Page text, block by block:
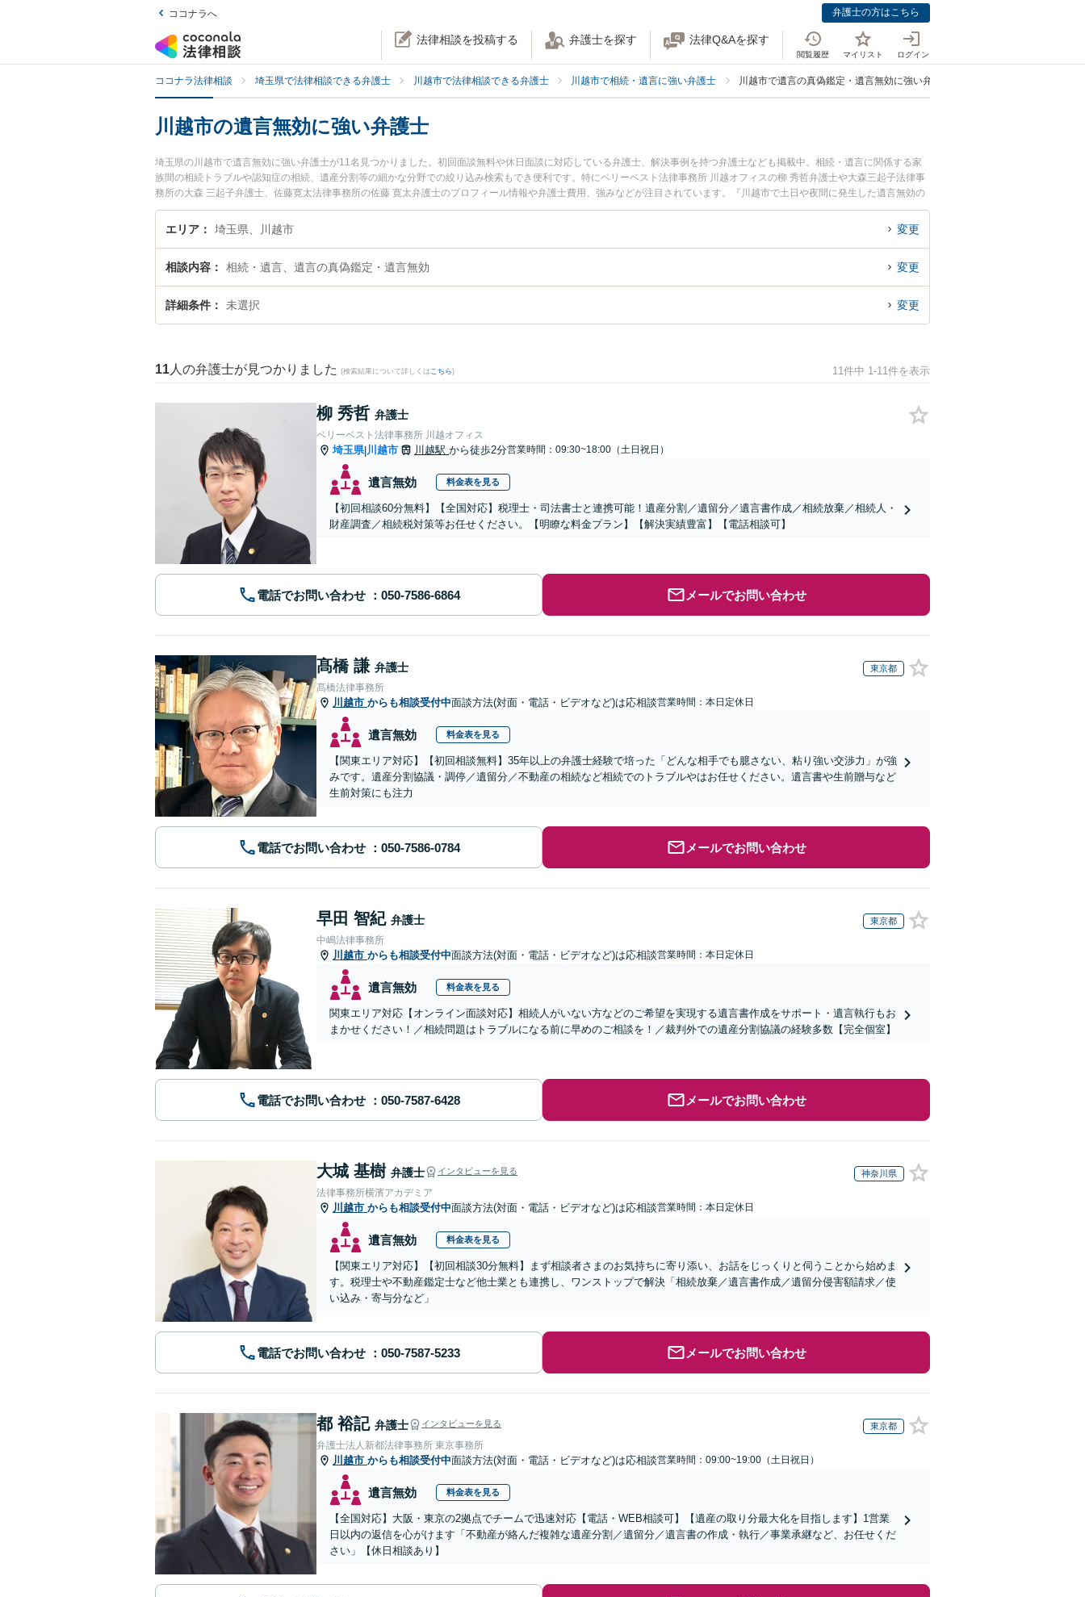
ココナラへ 弁護士の方はこちら
法律相談を投稿する 弁護士を探す 法律Q&Aを探す
閲覧履歴 マイリスト ログイン
ココナラ法律相談 埼玉県で法律相談できる弁護士 川越市で法律相談できる弁護士 川越市で相続・遺言に強い弁護士 川越市で遺言の真偽鑑定・遺言無効に強い弁護士
川越市の遺言無効に強い弁護士
埼玉県の川越市で遺言無効に強い弁護士が11名見つかりました。初回面談無料や休日面談に対応している弁護士、解決事例を持つ弁護士なども掲載中。相続・遺言に関係する家
族間の相続トラブルや認知症の相続、遺産分割等の細かな分野での絞り込み検索もでき便利です。特にベリーベスト法律事務所 川越オフィスの柳 秀哲弁護士や大森三起子法律事
務所の大森 三起子弁護士、佐藤寛太法律事務所の佐藤 寛太弁護士のプロフィール情報や弁護士費用、強みなどが注目されています。『川越市で土日や夜間に発生した遺言無効の
トラブルを今すぐに弁護士に相談したい』『遺言無効のトラブル解決の実績豊富な近くの弁護士を検索したい』『初回相談無料で遺言無効を法律相談できる川越市内の弁護士に相
談予約したい』などでお困りの相談者さんにおすすめです。
エリア 埼玉県、川越市 変更
相談内容 相続・遺言、遺言の真偽鑑定・遺言無効 変更
詳細条件 未選択 変更
11 人の弁護士が見つかりました (検索結果について詳しくは こちら) 11件中 1-11件を表示
柳 秀哲 弁護士
ベリーベスト法律事務所 川越オフィス
埼玉県|川越市 川越駅 から徒歩2分営業時間：09:30~18:00（土日祝日）
遺言無効 料金表を見る
【初回相談60分無料】【全国対応】税理士・司法書士と連携可能！遺産分割／遺留分／遺言書作成／相続放棄／相続人・
財産調査／相続税対策等お任せください。【明瞭な料金プラン】【解決実績豊富】【電話相談可】
電話でお問い合わせ メールでお問い合わせ
髙橋 謙 弁護士 東京都
髙橋法律事務所
川越市 からも相談受付中面談方法(対面・電話・ビデオなど)は応相談営業時間：本日定休日
遺言無効 料金表を見る
【関東エリア対応】【初回相談無料】35年以上の弁護士経験で培った「どんな相手でも臆さない、粘り強い交渉力」が強
みです。遺産分割協議・調停／遺留分／不動産の相続など相続でのトラブルやはお任せください。遺言書や生前贈与など
生前対策にも注力
電話でお問い合わせ メールでお問い合わせ
早田 智紀 弁護士 東京都
中嶋法律事務所
川越市 からも相談受付中面談方法(対面・電話・ビデオなど)は応相談営業時間：本日定休日
遺言無効 料金表を見る
関東エリア対応【オンライン面談対応】相続人がいない方などのご希望を実現する遺言書作成をサポート・遺言執行もお
まかせください！／相続問題はトラブルになる前に早めのご相談を！／裁判外での遺産分割協議の経験多数【完全個室】
電話でお問い合わせ メールでお問い合わせ
大城 基樹 弁護士 インタビューを見る 神奈川県
法律事務所横濱アカデミア
川越市 からも相談受付中面談方法(対面・電話・ビデオなど)は応相談営業時間：本日定休日
遺言無効 料金表を見る
【関東エリア対応】【初回相談30分無料】まず相談者さまのお気持ちに寄り添い、お話をじっくりと伺うことから始めま
す。税理士や不動産鑑定士など他士業とも連携し、ワンストップで解決「相続放棄／遺言書作成／遺留分侵害額請求／使
い込み・寄与分など」
電話でお問い合わせ メールでお問い合わせ
都 裕記 弁護士 インタビューを見る 東京都
弁護士法人新都法律事務所 東京事務所
川越市 からも相談受付中面談方法(対面・電話・ビデオなど)は応相談営業時間：09:00~19:00（土日祝日）
遺言無効 料金表を見る
【全国対応】大阪・東京の2拠点でチームで迅速対応【電話・WEB相談可】【遺産の取り分最大化を目指します】1営業
日以内の返信を心がけます「不動産が絡んだ複雑な遺産分割／遺留分／遺言書の作成・執行／事業承継など、お任せくだ
さい」【休日相談あり】